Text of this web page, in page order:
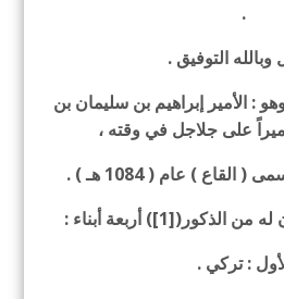
.
وبالله التوفيق .
: الأمير إبراهيم بن سليمان بن
على جلاجل في وقته ،
) عام ( 1084 هـ ) .
أربعة أبناء :
: تركي .